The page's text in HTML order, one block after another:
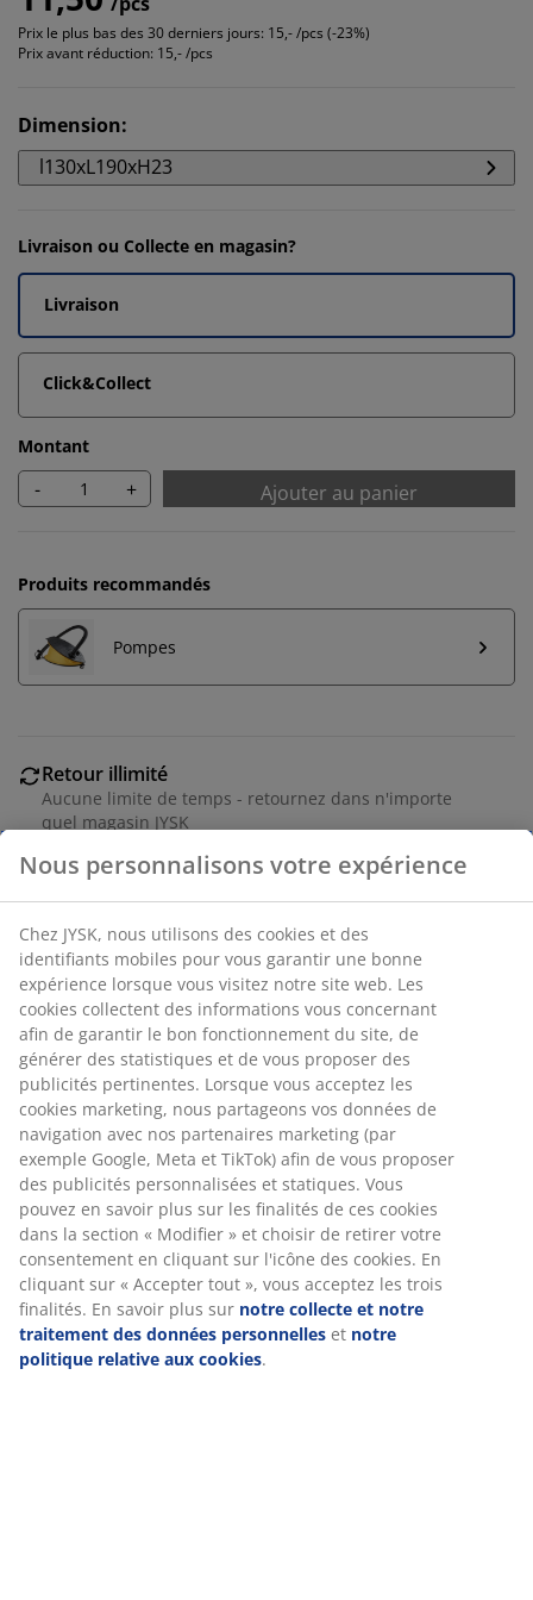
Prix le plus bas des 30 derniers jours: 15,- /pcs (-23%)
Prix avant réduction: 15,- /pcs
Dimension:
l130xL190xH23
Livraison ou Collecte en magasin?
Livraison
Click&Collect
Montant
- + Ajouter au panier
Produits recommandés
Pompes
Retour illimité
Aucune limite de temps - retournez dans n'importe
quel magasin JYSK
Garantie de prix
30 jours de garantie de prix sur tous les articles
Options de livraison flexibles
Livraison rapide et facile
Matelas gonflable en PVC avec une surface douce en
velours. l130 x L190 x H23 cm
Numéro d’article: 4705620
Instructions de montage
Spécifications
Avis
Nous personnalisons votre expérience
Chez JYSK, nous utilisons des cookies et des identifiants